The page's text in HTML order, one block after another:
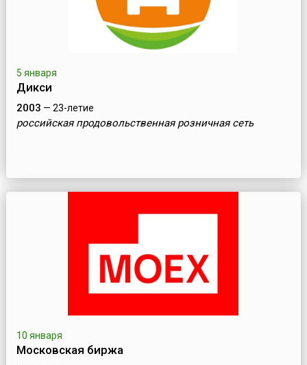
5 января
Дикси
2003 — 23-летие
российская продовольственная розничная сеть
10 января
Московская биржа